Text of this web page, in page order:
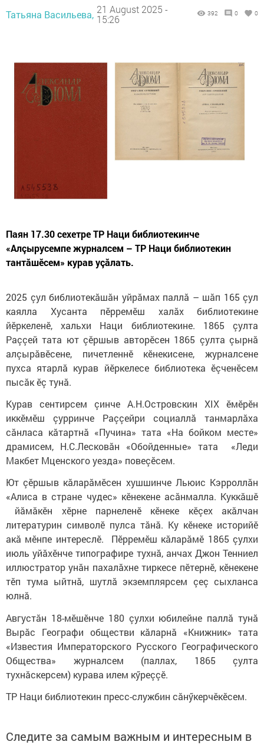
Татьяна Васильева, 21 August 2025 -
15:26
392 0 0
Паян 17.30 сехетре ТР Наци библиотекинче
«Алçырусемпе журналсем – ТР Наци библиотекин
тантăшӗсем» курав уçӑлать.
2025 çул библиотекăшăн уйрӑмах паллӑ – шăп 165 çул
каялла Хусанта пӗрремӗш халӑх библиотекине
йӗркеленӗ, хальхи Наци библиотекине.
Раççей тата ют çӗршыв авторӗсен 1865 çулта çырнă
алçырăвӗсене, пичетленнӗ кӗнекисене, журналсене
пухса ятарлă курав йӗркелесе библиотека ӗçченӗсем
пысăк ӗç тунă.
Курав сентирсем çинче А.Н.Островскин XIX ӗмӗрӗн
иккӗмӗш çурринче Раççейри социаллă танмарлăха
сăнласа кăтартнă «Пучина» тата «На бойком месте»
драмисем, Н.С.Лесковӑн «Обойденные» тата  «Леди
Макбет Мценского уезда» повеçӗсем.
Ют çӗршыв кӑларӑмӗсен хушшинче Льюис Кэрроллӑн
«Алиса в стране чудес» кӗнекене асăнмалла. Куккăшӗ
йăмăкӗн хӗрне парнеленӗ кӗнеке кӗçех акăлчан
литературин символӗ пулса тăнă. Ку кӗнеке историйӗ
акă мӗнпе интереслӗ.  Пӗрремӗш кӑларӑмӗ 1865 çулхи
июль уйӑхӗнче типографире тухнă, анчах Джон Тенниел
иллюстратор унăн пахалăхне тиркесе пӗтернӗ, кӗнекене
тӗп тума ыйтнă, шутлă экземплярсем çеç сыхланса
юлнă.
Августăн 18-мӗшӗнче 180 çулхи юбилейне паллă тунă
Вырăс Географи обществи кăларнă «Книжник» тата
«Известия Императорского Русского Географического
Общества» журналсем (паллах, 1865 çулта
тухнăскерсем) курава илем кӳреççӗ.
ТР Наци библиотекин пресс-службин сăнӳкерчӗкӗсем.
Следите за самым важным и интересным в